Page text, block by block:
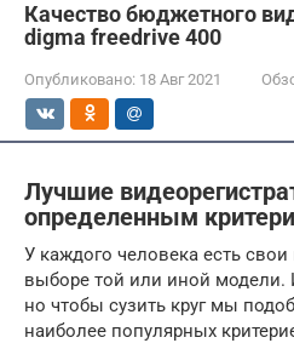
Качество бюджетного
digma freedrive 400
Опубликовано: 18 Авг 2021
Лучшие
определенным
У каждого человека есть
выборе той или иной модели.
но чтобы сузить круг мы
наиболее популярных